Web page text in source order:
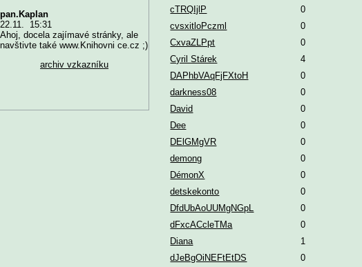
cTRQIjlP
0
cvsxitloPczml
0
CxvaZLPpt
0
Cyril Stárek
4
DAPhbVAqFjFXtoH
0
darkness08
0
David
0
Dee
0
DElGMgVR
0
demong
0
DémonX
0
detskekonto
0
DfdUbAoUUMgNGpL
0
dFxcACcleTMa
0
Diana
1
dJeBgOiNEFtEtDS
0
pan.Kaplan
22.11. 15:31
Ahoj, docela zajímavé stránky, ale
navštivte také www.Knihovni ce.cz ;)
archiv vzkazníku